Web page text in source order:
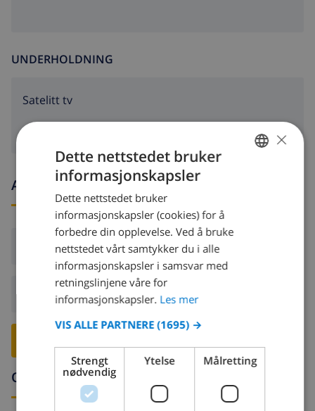
UNDERHOLDNING
Satelitt tv
Ankomst- og avgangstider
Ankomst:Fra 16:00 før 19:00
Avreise:Før: 10:00
Omgivelser
SPANISH
GERMAN
NORWEGIAN
×
Dette nettstedet bruker
informasjonskapsler
Dette nettstedet bruker
informasjonskapsler (cookies) for å
forbedre din opplevelse. Ved å bruke
nettstedet vårt samtykker du i alle
informasjonskapsler i samsvar med
retningslinjene våre for
informasjonskapsler. Les mer
VIS ALLE PARTNERE (1695) →
Strengt
nødvendig
Ytelse Målretting